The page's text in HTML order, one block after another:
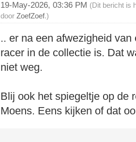
19-May-2026, 03:36 PM (Dit bericht is
doorZoefZoef.)
.. er na een afwezigheid
racer in de collectie is. Dat
niet weg.
Blij ook het spiegeltje op de
Moens. Eens kijken of dat